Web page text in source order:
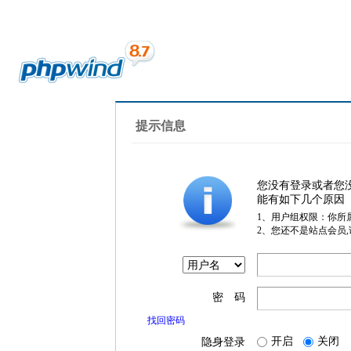
提示信息
您没有登录或者您
能有如下几个原因
1、用户组权限：你所
2、您还不是站点会员
密 码
找回密码
隐身登录 开启 关闭